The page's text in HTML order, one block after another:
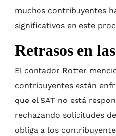
muchos contribuyentes
significativos en este
Retrasos en
El contador Rotter
contribuyentes están
que el SAT no está
rechazando solicitudes
obliga a los